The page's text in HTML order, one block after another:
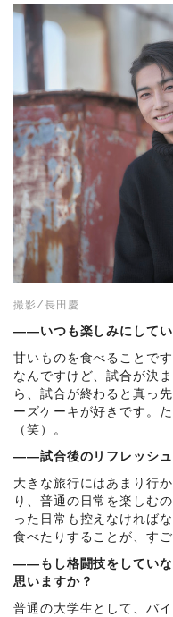
撮影/長田慶
――いつも楽しみにしてい
甘いものを食べることで
なんですけど、試合が決
ら、試合が終わると真っ
ーズケーキが好きです。
（笑）。
――試合後のリフレッシュ
大きな旅行にはあまり行
り、普通の日常を楽しむ
った日常も控えなければ
食べたりすることが、す
――もし格闘技をしていな
思いますか？
普通の大学生として、バ